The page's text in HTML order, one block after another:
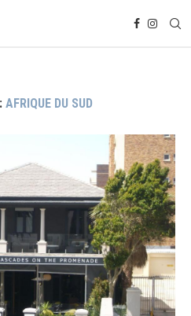
AFRIQUE DU SUD